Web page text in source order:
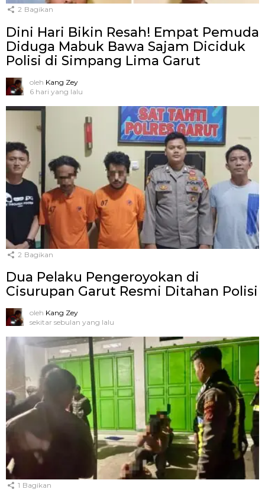
2 Bagikan
Dini Hari Bikin Resah! Empat Pemuda
Diduga Mabuk Bawa Sajam Diciduk
Polisi di Simpang Lima Garut
oleh Kang Zey
6 hari yang lalu
2 Bagikan
Dua Pelaku Pengeroyokan di
Cisurupan Garut Resmi Ditahan Polisi
oleh Kang Zey
sekitar sebulan yang lalu
1 Bagikan